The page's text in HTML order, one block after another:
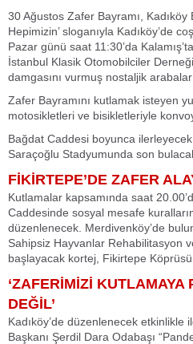
30 Ağustos Zafer Bayramı,
Hepimizin’ sloganıyla Kadıköy’de
Pazar günü saat 11:30’da
İstanbul Klasik Otomobilciler
damgasını vurmuş nostaljik
Zafer Bayramını kutlamak isteyen
motosikletleri ve bisikletleriyle
Bağdat Caddesi boyunca
Saraçoğlu Stadyumunda son
FİKİRTEPE’DE ZAFER
Kutlamalar kapsamında saat
Caddesinde sosyal mesafe
düzenlenecek. Merdivenköy’de
Sahipsiz Hayvanlar Rehabilitasyon
başlayacak kortej, Fikirtepe
‘ZAFERİMİZİ KUTLAMAYA
DEĞİL’
Kadıköy’de düzenlenecek etkinlikle
Başkanı Şerdil Dara Odabaşı